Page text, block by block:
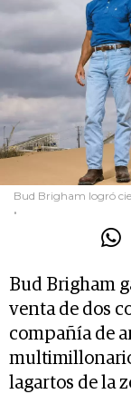
Bud Brigham logró
.
Bud Brigham
venta de dos
compañía de
lagartos de la